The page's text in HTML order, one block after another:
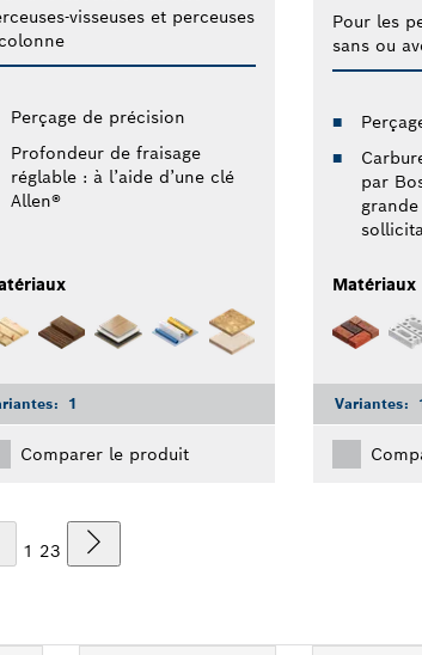
visseuses et perceuses
Perçage de précision
Profondeur de fraisage
réglable : à l’aide d’une clé
Allen®
1
Comparer le produit
Pour les
sans ou
par
Matériaux
Variantes:
1 23